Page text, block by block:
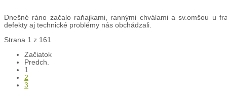
Dnešné ráno začalo raňajkami, rannými chválami a sv.omšou u
defekty aj technické problémy nás obchádzali.
Strana 1 z 161
Začiatok
Predch.
1
2
3